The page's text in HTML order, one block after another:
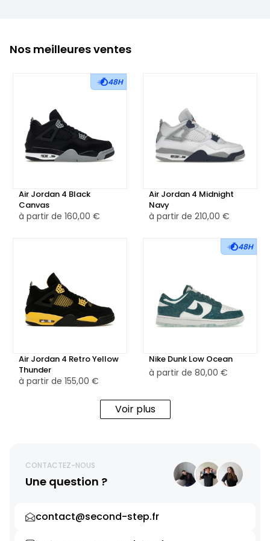
Nos meilleures ventes
48H
Air Jordan 4 Black
Canvas
à partir de 160,00 €
Air Jordan 4 Midnight
Navy
à partir de 210,00 €
Air Jordan 4 Retro Yellow
Thunder
à partir de 155,00 €
48H
Nike Dunk Low Ocean
à partir de 80,00 €
Voir plus
CONTACTEZ-NOUS
Une question ?
contact@second-step.fr